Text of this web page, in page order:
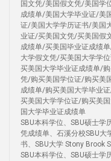
国文凭/美国假文凭/美国学
成绩单/美国大学毕业证/美
证/美国大学学历证书/美国
业证/买美国文凭/买美国假
成绩单/买美国毕业证成绩
大学假文凭/买美国大学学
买美国大学毕业证成绩单/
凭/购买美国学位证/购买美
成绩单/购买美国大学毕业
买美国大学学位证/购买美
国大学毕业证成绩单
SBU本科学位、SBU硕士
凭成绩单、石溪分校SBU大
书、SBU大学 Stony Brook
SBU本科学位、SBU硕士